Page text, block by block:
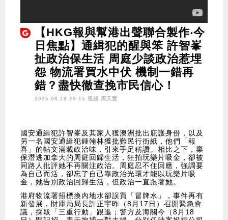
【HKG報與幫港出聲聯合製作‧今
日焦點】通緝犯的醒與笨 許智峯
扯政治保生活 周庭少談政治惹埋
怨 物流署買水中伏 機制一錯再
錯？盡快徹查挽市民信心！
2025.08.18 20:15 視頻 周天慧
國安通緝犯許智峯及其家人獲澳洲批出庇護身份，以及
另一名國安通緝犯鍾翰林獲批難民行街紙，他們「報
喜」的帖文滿載政治味，引來手足稱讚。相比之下，棄
保潛逃加拿大的周庭回歸生活，狂拍玩樂片吸金，卻被
同路人批評她不再關注政治。周庭忍不住回應，強調要
為自己而活，卻忘了自己靠政治光環才能以玩樂片吸
金，她告別政治回歸生活，但政治一直跟著她。
港府物流署招標換內地水卻誤買「冒牌水」，事件再有
新發展，財庫局局長許正宇昨（8月17日）召開緊急會
議，採取「三重行動」跟進；警方及海關今（8月18